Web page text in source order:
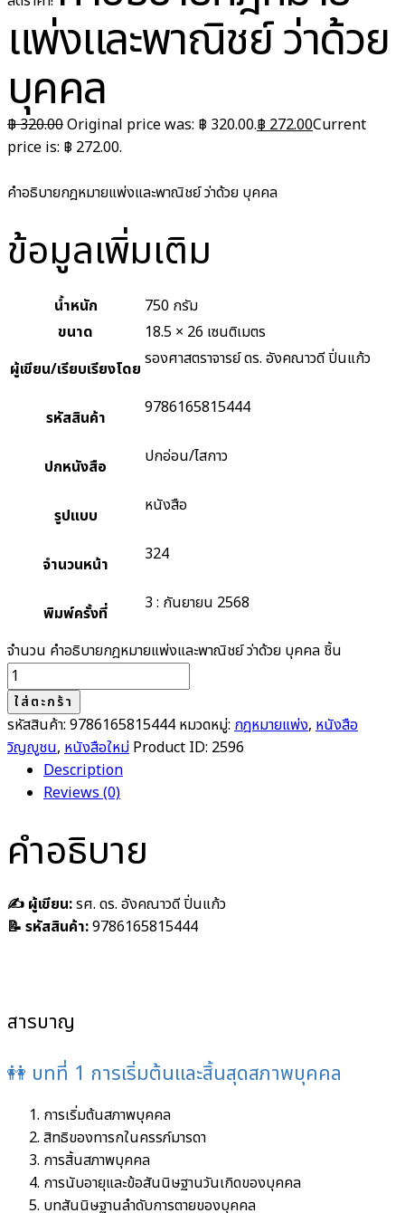
แพ่งและพาณิชย์ ว่าด้วย
บุคคล
฿320.00Original price was: ฿ 320.00.฿ 272.00Current
price is: ฿ 272.00.
คำอธิบายกฎหมายแพ่งและพาณิชย์ ว่าด้วย บุคคล
ข้อมูลเพิ่มเติม
น้ำหนัก
750 กรัม
ขนาด
18.5 × 26 เซนติเมตร
ผู้เขียน/เรียบเรียงโดย รองศาสตราจารย์ ดร. อังคณาวดี ปิ่นแก้ว
รหัสสินค้า 9786165815444
ปกหนังสือ ปกอ่อน/ไสกาว
รูปแบบ หนังสือ
จำนวนหน้า 324
พิมพ์ครั้งที่ 3 : กันยายน 2568
จำนวน คำอธิบายกฎหมายแพ่งและพาณิชย์ ว่าด้วย บุคคล ชิ้น
ใส่ตะกร้า
รหัสสินค้า: 9786165815444 หมวดหมู่: กฎหมายแพ่ง, หนังสือ
วิญญูชน, หนังสือใหม่ Product ID: 2596
Description
Reviews (0)
คำอธิบาย
✍️ ผู้เขียน:รศ. ดร. อังคณาวดี ปิ่นแก้ว
📝 รหัสสินค้า:9786165815444
สารบาญ
👭 บทที่ 1 การเริ่มต้นและสิ้นสุดสภาพบุคคล
การเริ่มต้นสภาพบุคคล
สิทธิของทารกในครรภ์มารดา
การสิ้นสภาพบุคคล
การนับอายุและข้อสันนิษฐานวันเกิดของบุคคล
บทสันนิษฐานลำดับการตายของบุคคล